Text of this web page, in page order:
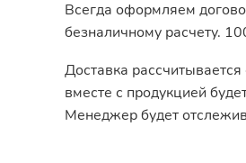
Всегда оформляем
безналичному расчету.
Доставка
вместе с продукцией
Менеджер будет